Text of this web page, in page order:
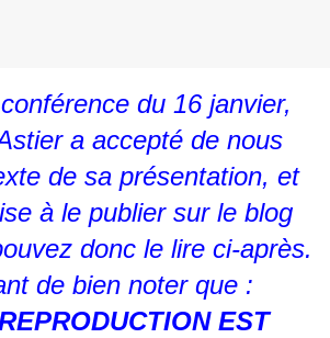
du 16 janvier,
a accepté de nous
de sa présentation, et
à le publier sur le blog
donc le lire ci-après.
de bien noter que :
EST